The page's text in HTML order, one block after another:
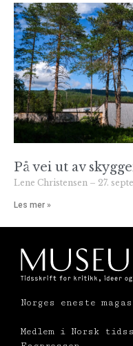
På vei ut av
Lene Christensen 27.
Les mer »
Norges eneste
Medlem i Norsk